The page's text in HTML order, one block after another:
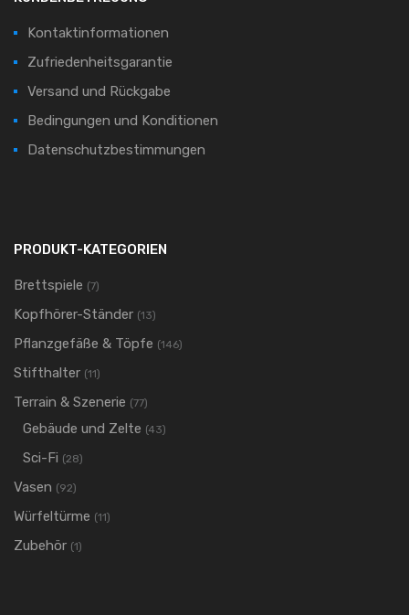
Kontaktinformationen
Zufriedenheitsgarantie
Versand und Rückgabe
Bedingungen und Konditionen
Datenschutzbestimmungen
PRODUKT-KATEGORIEN
Brettspiele (7)
Kopfhörer-Ständer (13)
Pflanzgefäße & Töpfe (146)
Stifthalter (11)
Terrain & Szenerie (77)
Gebäude und Zelte (43)
Sci-Fi (28)
Vasen (92)
Würfeltürme (11)
Zubehör (1)